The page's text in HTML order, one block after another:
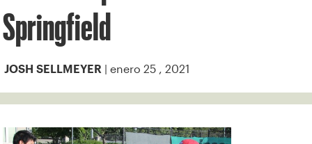
Springfield
JOSH SELLMEYER | enero 25 , 2021